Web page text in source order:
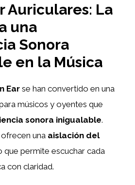
Auriculares: La
una
Sonora
en la Música
Ear se han convertido en una
músicos y oyentes que
sonora inigualable.
una aislación del
que permite escuchar cada
con claridad.